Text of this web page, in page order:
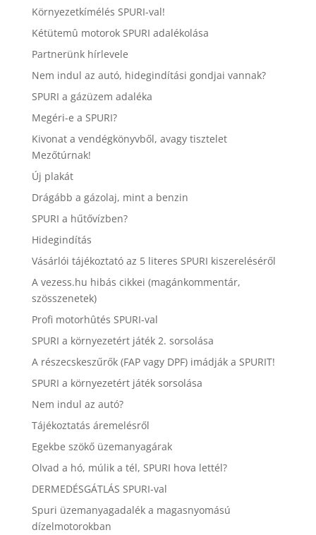
Környezetkímélés SPURI-val!
Kétütemû motorok SPURI adalékolása
Partnerünk hírlevele
Nem indul az autó, hidegindítási gondjai vannak?
SPURI a gázüzem adaléka
Megéri-e a SPURI?
Kivonat a vendégkönyvből, avagy tisztelet
Mezőtúrnak!
Új plakát
Drágább a gázolaj, mint a benzin
SPURI a hűtővízben?
Hidegindítás
Vásárlói tájékoztató az 5 literes SPURI kiszereléséről
A vezess.hu hibás cikkei (magánkommentár,
szösszenetek)
Profi motorhûtés SPURI-val
SPURI a környezetért játék 2. sorsolása
A részecskeszűrők (FAP vagy DPF) imádják a SPURIT!
SPURI a környezetért játék sorsolása
Nem indul az autó?
Tájékoztatás áremelésről
Egekbe szökő üzemanyagárak
Olvad a hó, múlik a tél, SPURI hova lettél?
DERMEDÉSGÁTLÁS SPURI-val
Spuri üzemanyagadalék a magasnyomású
dízelmotorokban